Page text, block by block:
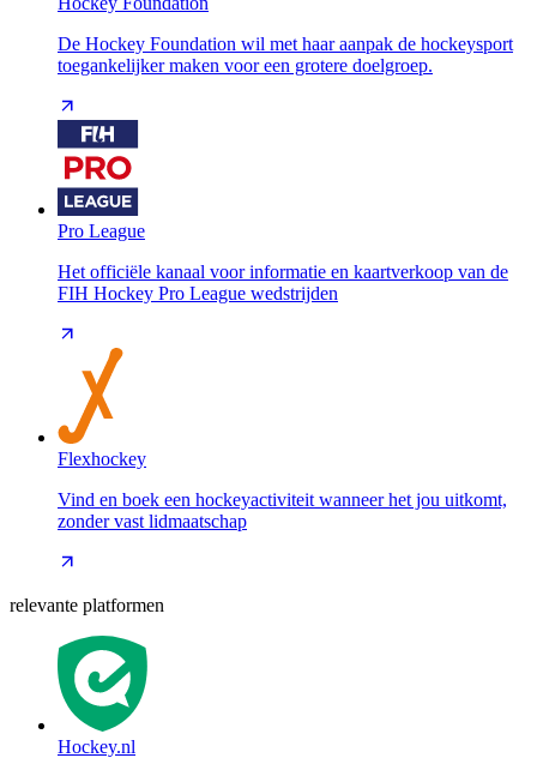
De Hockey Foundation wil met haar aanpak de hockeysport
toegankelijker maken voor een grotere doelgroep.
Pro League
Het officiële kanaal voor informatie en kaartverkoop van de
FIH Hockey Pro League wedstrijden
Flexhockey
Vind en boek een hockeyactiviteit wanneer het jou uitkomt,
zonder vast lidmaatschap
relevante platformen
Hockey.nl